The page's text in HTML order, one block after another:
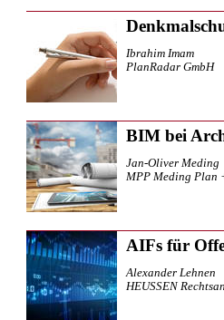
Ibrahim Imam
PlanRadar GmbH
BIM bei
Jan-Oliver Meding
MPP Meding Plan
AIFs für
Alexander Lehnen
HEUSSEN